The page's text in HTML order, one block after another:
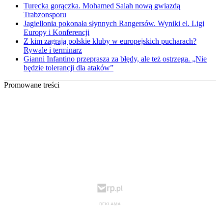
Turecka gorączka. Mohamed Salah nową gwiazdą
Trabzonsporu
Jagiellonia pokonała słynnych Rangersów. Wyniki el. Ligi
Europy i Konferencji
Z kim zagrają polskie kluby w europejskich pucharach?
Rywale i terminarz
Gianni Infantino przeprasza za błędy, ale też ostrzega. „Nie
będzie tolerancji dla ataków”
Promowane treści